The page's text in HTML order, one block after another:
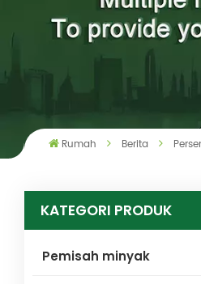
Rumah Berita
KATEGORI PRODUK
Pemisah minyak